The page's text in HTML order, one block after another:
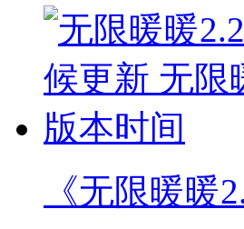
《无限暖